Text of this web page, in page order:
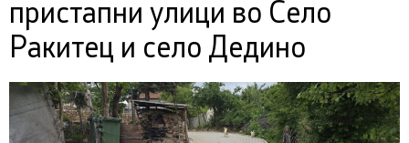
пристапни улици во Село
Ракитец и село Дедино